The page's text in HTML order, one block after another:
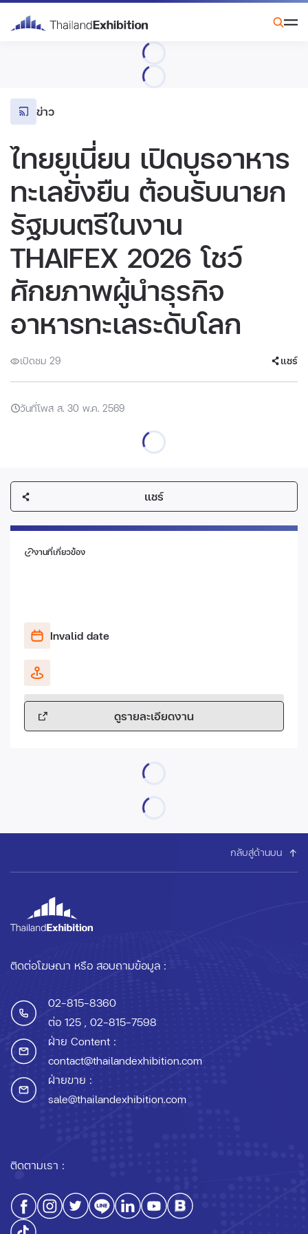
ข่าว
ไทยยูเนี่ยน เปิดบูธอาหาร
ทะเลยั่งยืน ต้อนรับนายก
รัฐมนตรีในงาน
THAIFEX 2026 โชว์
ศักยภาพผู้นำธุรกิจ
อาหารทะเลระดับโลก
เปิดชม 29 แชร์
วันที่โพส ส. 30 พ.ค. 2569
แชร์
งานที่เกี่ยวข้อง
Invalid date
ดูรายละเอียดงาน
กลับสู่ด้านบน
ติดต่อโฆษณา หรือ สอบถามข้อมูล :
02-815-8360
ต่อ 125 , 02-815-7598
ฝ่าย Content :
contact@thailandexhibition.com
ฝ่ายขาย :
sale@thailandexhibition.com
ติดตามเรา :